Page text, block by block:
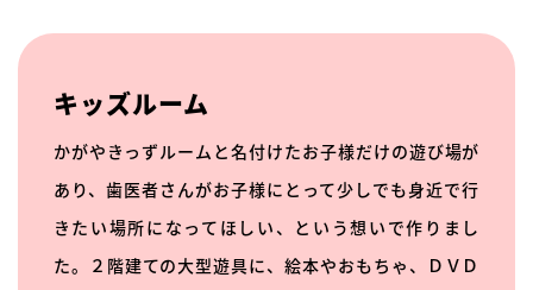
キッズルーム
かがやきっずルームと名付けたお子様だけの遊び場が
あり、歯医者さんがお子様にとって少しでも身近で行
きたい場所になってほしい、という想いで作りまし
た。２階建ての大型遊具に、絵本やおもちゃ、ＤＶＤ